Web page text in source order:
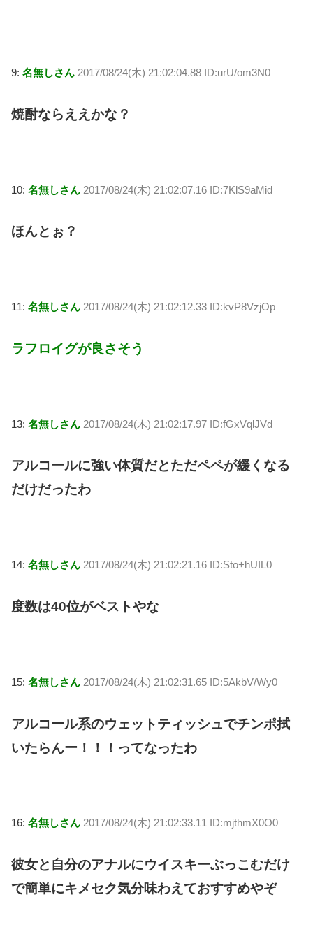
9: 名無しさん 2017/08/24(木) 21:02:04.88 ID:urU/om3N0
焼酎ならええかな？
10: 名無しさん 2017/08/24(木) 21:02:07.16 ID:7KlS9aMid
ほんとぉ？
11: 名無しさん 2017/08/24(木) 21:02:12.33 ID:kvP8VzjOp
ラフロイグが良さそう
13: 名無しさん 2017/08/24(木) 21:02:17.97 ID:fGxVqlJVd
アルコールに強い体質だとただペペが緩くなる
だけだったわ
14: 名無しさん 2017/08/24(木) 21:02:21.16 ID:Sto+hUIL0
度数は40位がベストやな
15: 名無しさん 2017/08/24(木) 21:02:31.65 ID:5AkbV/Wy0
アルコール系のウェットティッシュでチンポ拭
いたらんー！！！ってなったわ
16: 名無しさん 2017/08/24(木) 21:02:33.11 ID:mjthmX0O0
彼女と自分のアナルにウイスキーぶっこむだけ
で簡単にキメセク気分味わえておすすめやぞ